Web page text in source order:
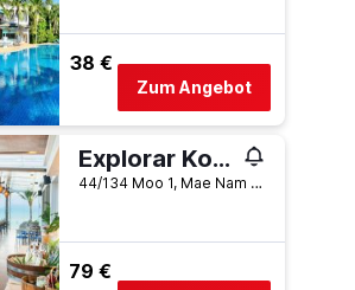
38 €
Zum Angebot
Explorar Koh Samui - Adults Only Resort and Spa
44/134 Moo 1, Mae Nam Beach, Ko Samui, Thailand
79 €